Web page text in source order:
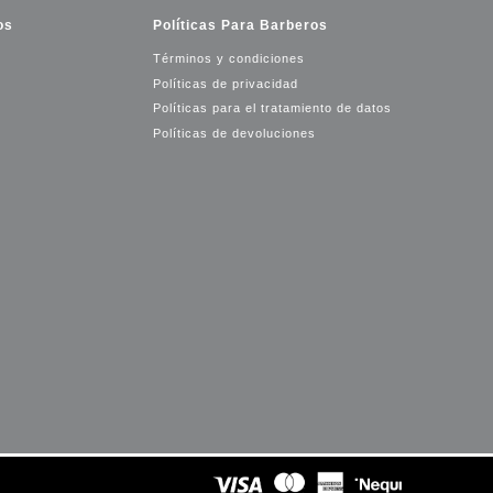
Políticas Para Barberos
Términos y condiciones
Políticas de privacidad
Políticas para el tratamiento de datos
Políticas de devoluciones